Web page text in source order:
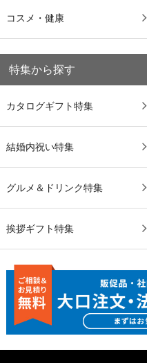
コスメ・健康
特集から探す
カタログギフト特集
結婚内祝い特集
グルメ＆ドリンク特集
挨拶ギフト特集